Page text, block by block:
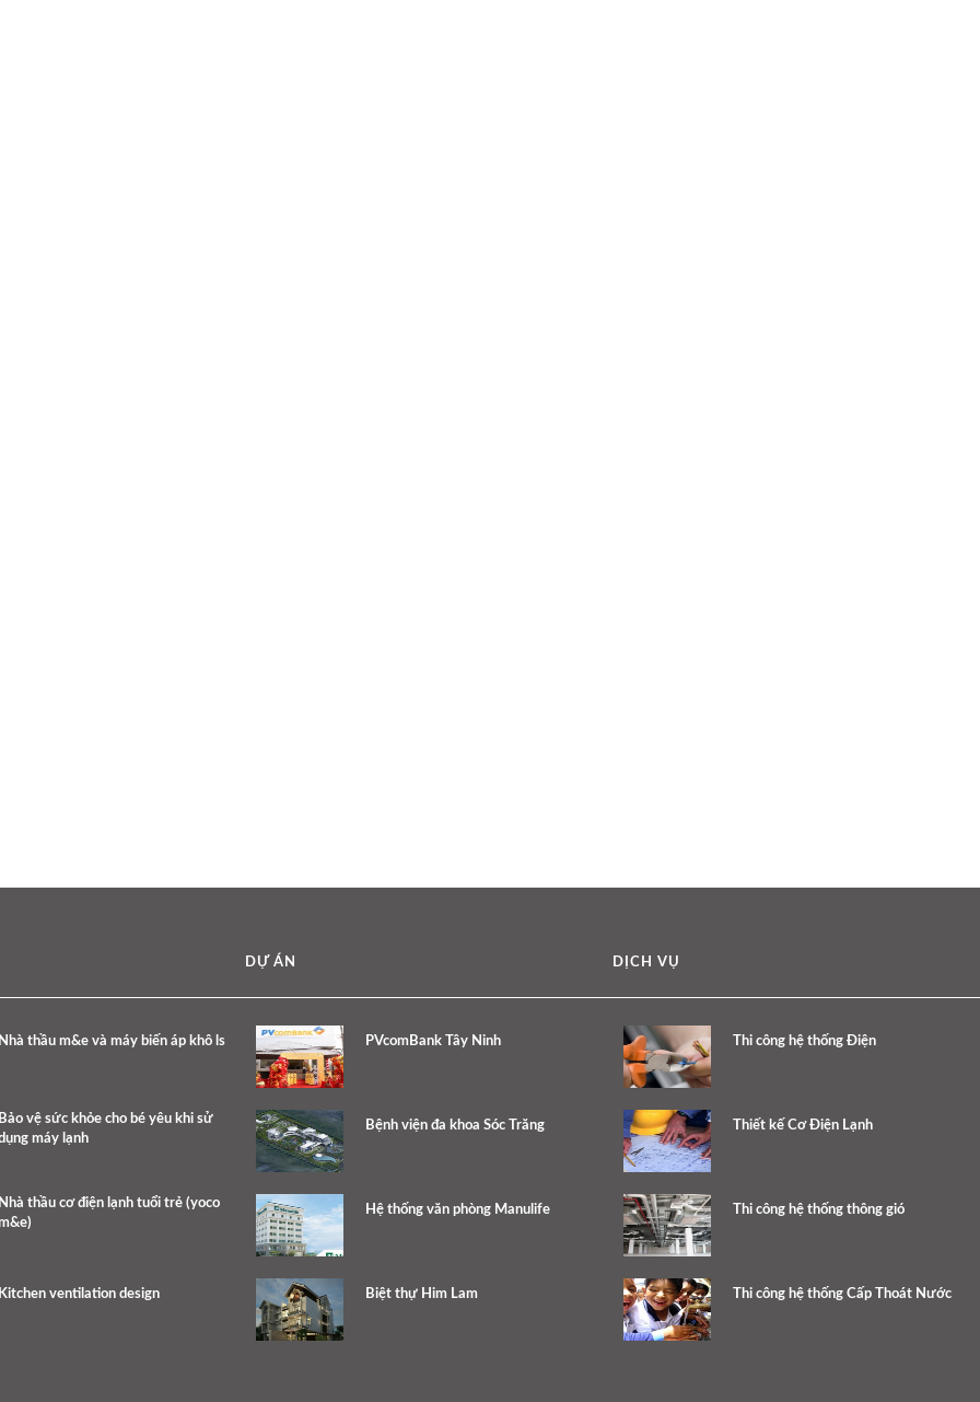
Nhà thầu m&e và máy biến áp khô ls
Bảo vệ sức khỏe cho bé yêu khi sử
máy lạnh
Nhà thầu cơ điện lạnh tuổi trẻ (yoco
Kitchen ventilation design
DỰ ÁN
PVcomBank Tây Ninh
Bệnh viện đa khoa Sóc Trăng
Hệ thống văn phòng Manulife
Biệt thự Him Lam
DỊCH VỤ
Thi công hệ thống Điện
Thiết kế Cơ Điện Lạnh
Thi công hệ thống thông gió
Thi công hệ thống Cấp Thoát Nước